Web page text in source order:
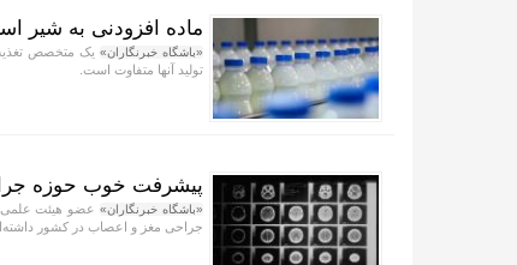
ماده افزودنی به شیر
«باشگاه خبرنگاران» یک متخصص تغذیه
تولید آنها متفاوت است.
پیشرفت خوب حوزه
«باشگاه خبرنگاران»عضو هیئت علمی
جراحی مغز و اعصاب در کشور